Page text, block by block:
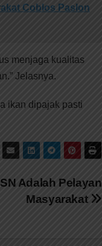
Coblos Paslon
menjaga kualitas
Jelasnya.
ikan dipajak pasti
Adalah Pelayan
Masyarakat